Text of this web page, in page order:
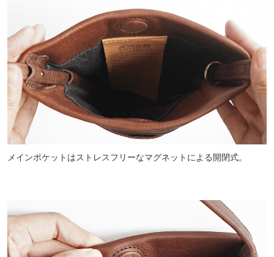
メインポケットはストレスフリーなマグネットによる開閉式。